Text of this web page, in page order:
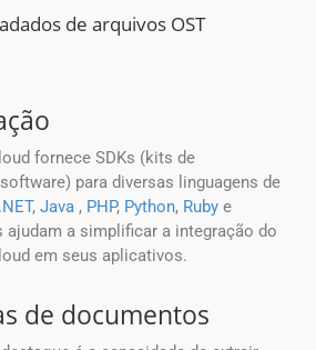
de arquivos OST
fornece SDKs (kits de
para diversas linguagens de
.NET, Java , PHP, Python, Ruby e
ajudam a simplificar a integração do
em seus aplicativos.
de documentos